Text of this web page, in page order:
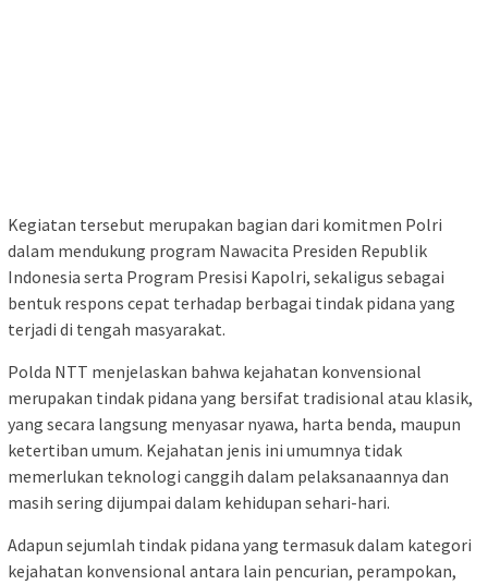
Kegiatan tersebut merupakan bagian dari komitmen Polri
dalam mendukung program Nawacita Presiden Republik
Indonesia serta Program Presisi Kapolri, sekaligus sebagai
bentuk respons cepat terhadap berbagai tindak pidana yang
terjadi di tengah masyarakat.
Polda NTT menjelaskan bahwa kejahatan konvensional
merupakan tindak pidana yang bersifat tradisional atau klasik,
yang secara langsung menyasar nyawa, harta benda, maupun
ketertiban umum. Kejahatan jenis ini umumnya tidak
memerlukan teknologi canggih dalam pelaksanaannya dan
masih sering dijumpai dalam kehidupan sehari-hari.
Adapun sejumlah tindak pidana yang termasuk dalam kategori
kejahatan konvensional antara lain pencurian, perampokan,